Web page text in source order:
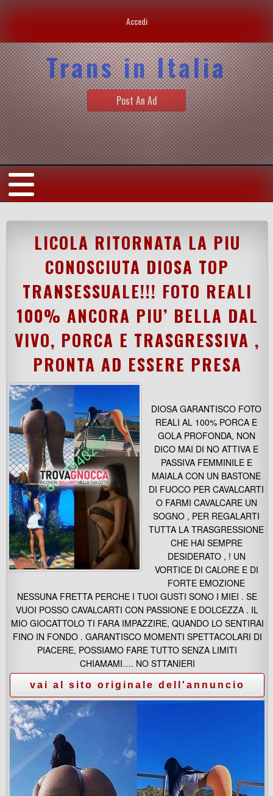
Accedi
Trans in Italia
Post An Ad
LICOLA RITORNATA LA PIU
CONOSCIUTA DIOSA TOP
TRANSESSUALE!!! FOTO REALI
100% ANCORA PIU’ BELLA DAL
VIVO, PORCA E TRASGRESSIVA ,
PRONTA AD ESSERE PRESA
DIOSA GARANTISCO FOTO
REALI AL 100% PORCA E
GOLA PROFONDA, NON
DICO MAI DI NO ATTIVA E
PASSIVA FEMMINILE E
MAIALA CON UN BASTONE
DI FUOCO PER CAVALCARTI
O FARMI CAVALCARE UN
SOGNO , PER REGALARTI
TUTTA LA TRASGRESSIONE
CHE HAI SEMPRE
DESIDERATO , ! UN
VORTICE DI CALORE E DI
FORTE EMOZIONE
NESSUNA FRETTA PERCHE I TUOI GUSTI SONO I MIEI . SE
VUOI POSSO CAVALCARTI CON PASSIONE E DOLCEZZA . IL
MIO GIOCATTOLO TI FARA IMPAZZIRE, QUANDO LO SENTIRAI
FINO IN FONDO . GARANTISCO MOMENTI SPETTACOLARI DI
PIACERE, POSSIAMO FARE TUTTO SENZA LIMITI
CHIAMAMI…. NO STTANIERI